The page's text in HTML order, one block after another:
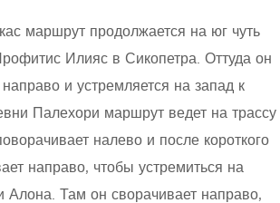
маршрут продолжается на юг чуть
Илияс в Сикопетра. Оттуда он
и устремляется на запад к
Палехори маршрут ведет на трассу
налево и после короткого
направо, чтобы устремиться на
Алона. Там он сворачивает направо,